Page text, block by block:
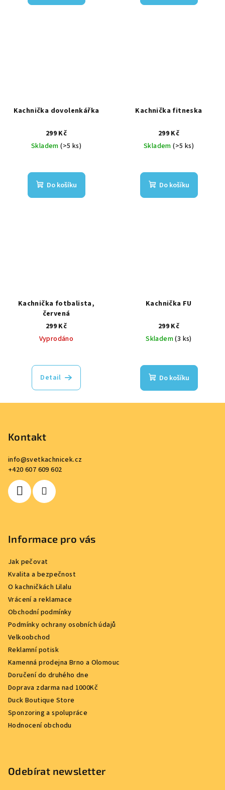
Kachnička dovolenkářka
299 Kč
Skladem(>5 ks)
Do košíku
Kachnička fitneska
299 Kč
Skladem(>5 ks)
Do košíku
Kachnička fotbalista,
červená
299 Kč
Vyprodáno
Detail
Kachnička FU
299 Kč
Skladem(3 ks)
Do košíku
Kontakt
info@svetkachnicek.cz
+420 607 609 602
Informace pro vás
Jak pečovat
Kvalita a bezpečnost
O kachničkách Lilalu
Vrácení a reklamace
Obchodní podmínky
Podmínky ochrany osobních údajů
Velkoobchod
Reklamní potisk
Kamenná prodejna Brno a Olomouc
Doručení do druhého dne
Doprava zdarma nad 1000Kč
Duck Boutique Store
Sponzoring a spolupráce
Hodnocení obchodu
Odebírat newsletter